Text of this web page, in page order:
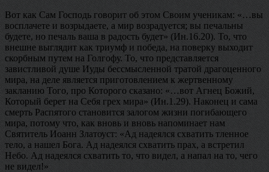
Вот как Сам Господь говорит об этом Своим ученикам: «…вы
восплачете и возрыдаете, а мир возрадуется; вы печальны
будете, но печаль ваша в радость будет» (Ин.16.20). То, что
внешне выглядит как триумф и победа, на поверку выходит
скорбным путем на Голгофу. То, что представляется
завистливой душе Иуды бессмысленной тратой драгоценного
мира, на деле является приготовлением к жертвенному
закланию Того, про Которого сказано: «…вот Агнец Божий,
Который берет на Себя грех мира» (Ин.1.29). Наконец и сама
смерть Распятого становится залогом жизни погибающего
мира, потому что, как вновь и вновь напоминает нам
Святитель Иоанн Златоуст: «Ад надеялся схватить тленное
тело, а нашел Бога. Ад надеялся схватить прах, а встретил
Небо. Ад надеялся схватить то, что видел, а напал на то, чего
не видел!»